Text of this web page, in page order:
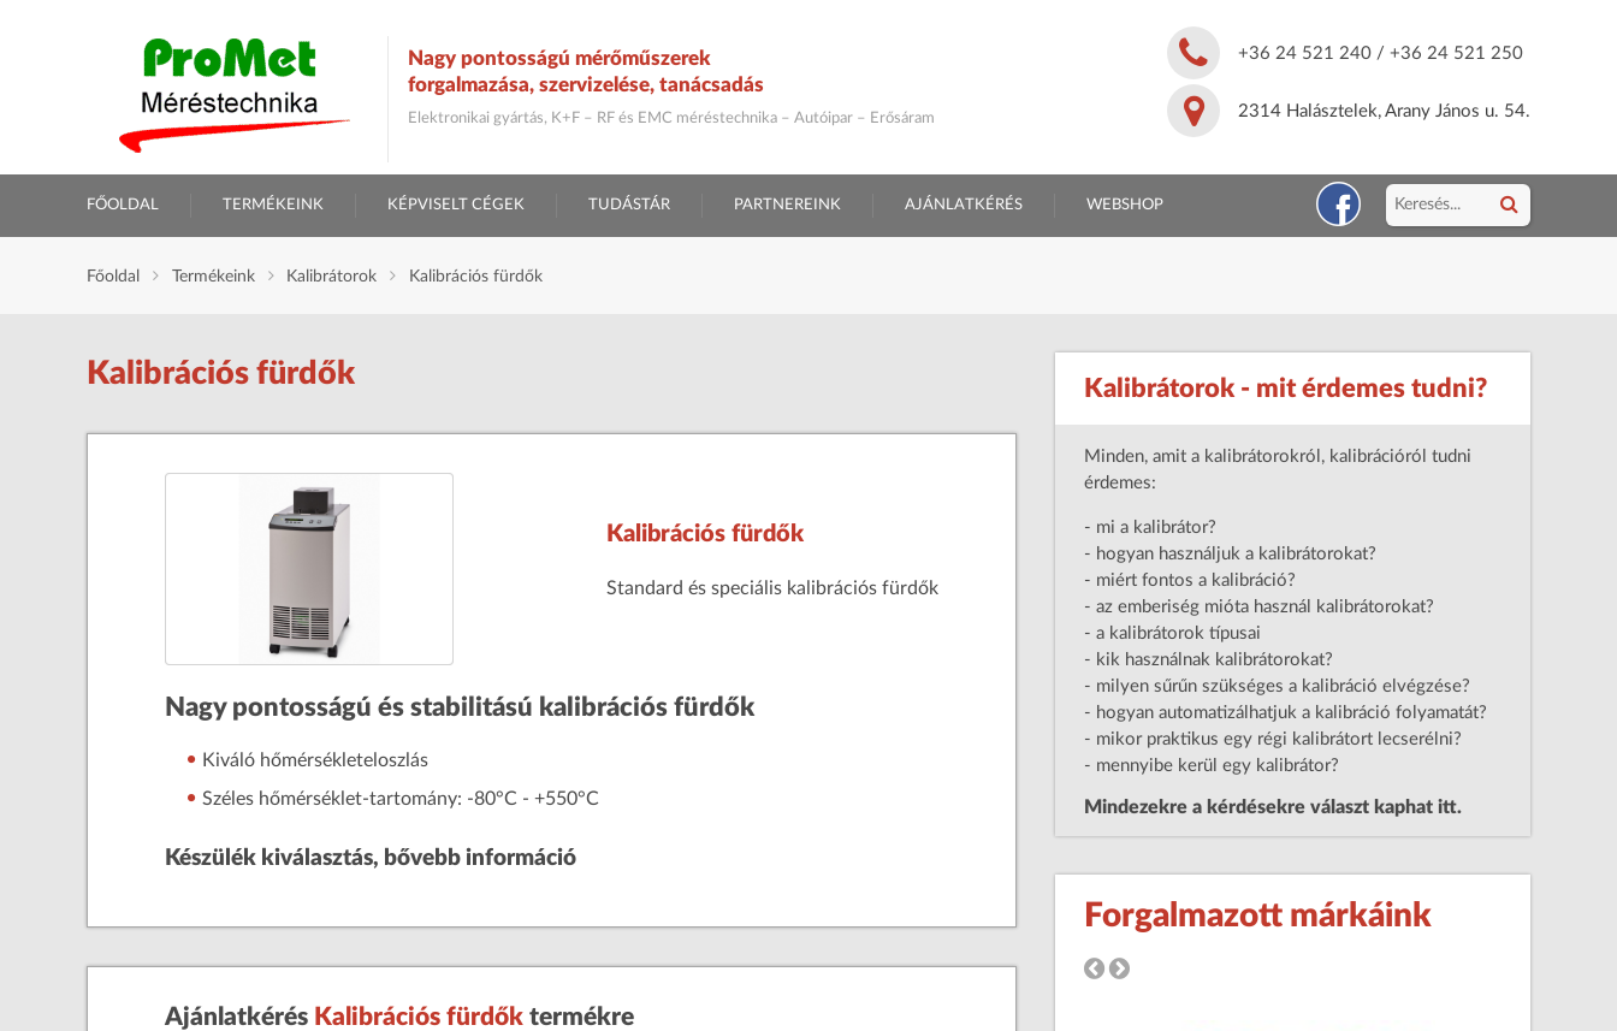
Nagy pontosságú mérőműszerek
forgalmazása, szervizelése, tanácsadás
Elektronikai gyártás, K+F – RF és EMC méréstechnika – Autóipar – Erősáram
+36 24 521 240 / +36 24 521 250
2314 Halásztelek, Arany János u. 54.
FŐOLDAL TERMÉKEINK KÉPVISELT CÉGEK TUDÁSTÁR PARTNEREINK AJÁNLATKÉRÉS WEBSHOP
Főoldal Termékeink Kalibrátorok Kalibrációs fürdők
Kalibrációs fürdők
Kalibrációs fürdők
Standard és speciális kalibrációs fürdők
Nagy pontosságú és stabilitású kalibrációs fürdők
Kiváló hőmérsékleteloszlás
Széles hőmérséklet-tartomány: -80°C - +550°C
Készülék kiválasztás, bővebb információ
Ajánlatkérés Kalibrációs fürdők termékre
Kalibrátorok - mit érdemes tudni?
Minden, amit a kalibrátorokról, kalibrációról tudni
érdemes:
- mi a kalibrátor?
- hogyan használjuk a kalibrátorokat?
- miért fontos a kalibráció?
- az emberiség mióta használ kalibrátorokat?
- a kalibrátorok típusai
- kik használnak kalibrátorokat?
- milyen sűrűn szükséges a kalibráció elvégzése?
- hogyan automatizálhatjuk a kalibráció folyamatát?
- mikor praktikus egy régi kalibrátort lecserélni?
- mennyibe kerül egy kalibrátor?
Mindezekre a kérdésekre választ kaphat itt.
Forgalmazott márkáink